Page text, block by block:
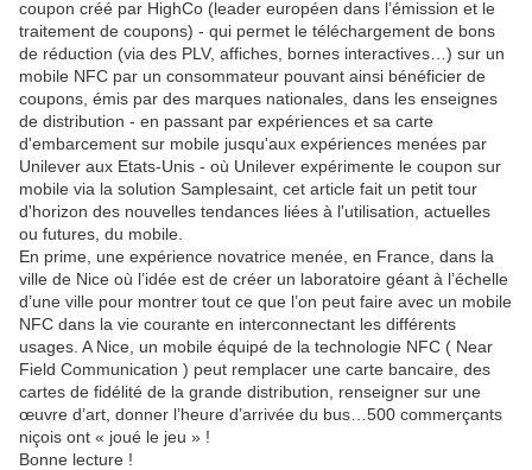
coupon créé par HighCo (leader européen dans l’émission et le
traitement de coupons) - qui permet le téléchargement de bons
de réduction (via des PLV, affiches, bornes interactives…) sur un
mobile NFC par un consommateur pouvant ainsi bénéficier de
coupons, émis par des marques nationales, dans les enseignes
de distribution - en passant par expériences et sa carte
d'embarcement sur mobile jusqu'aux expériences menées par
Unilever aux Etats-Unis - où Unilever expérimente le coupon sur
mobile via la solution Samplesaint, cet article fait un petit tour
d'horizon des nouvelles tendances liées à l'utilisation, actuelles
ou futures, du mobile.
En prime, une expérience novatrice menée, en France, dans la
ville de Nice où l’idée est de créer un laboratoire géant à l’échelle
d’une ville pour montrer tout ce que l’on peut faire avec un mobile
NFC dans la vie courante en interconnectant les différents
usages. A Nice, un mobile équipé de la technologie NFC ( Near
Field Communication ) peut remplacer une carte bancaire, des
cartes de fidélité de la grande distribution, renseigner sur une
œuvre d’art, donner l’heure d’arrivée du bus…500 commerçants
niçois ont « joué le jeu » !
Bonne lecture !